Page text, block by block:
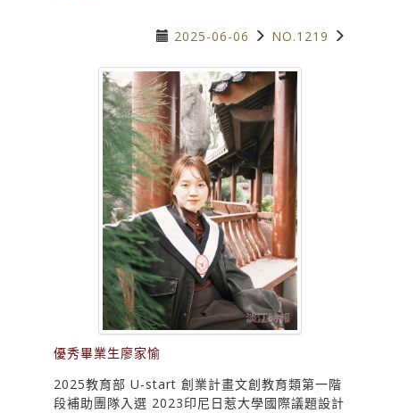
2025-06-06 NO.1219
優秀畢業生廖家愉
2025教育部 U-start 創業計畫文創教育類第一階
段補助團隊入選 2023印尼日惹大學國際議題設計